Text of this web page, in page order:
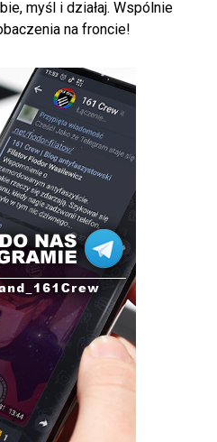
myśl i działaj. Wspólnie
na froncie!